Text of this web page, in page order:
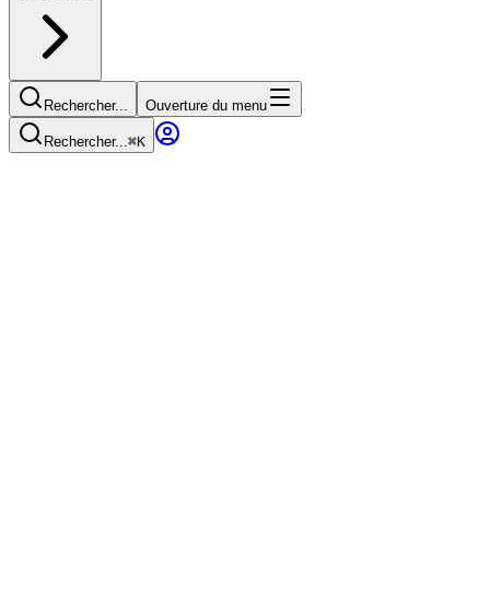
Rechercher... Ouverture du menu
Rechercher...⌘K